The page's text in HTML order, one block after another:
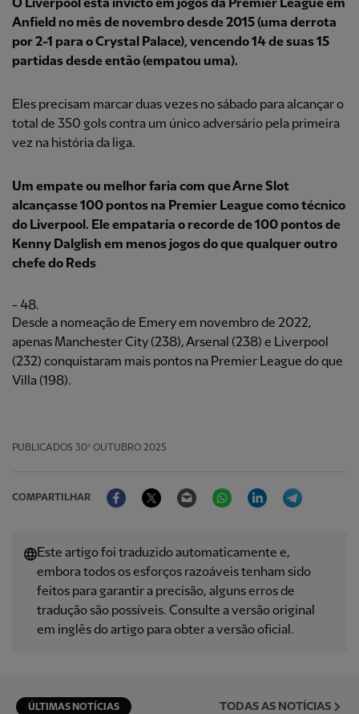
O Liverpool está invicto em jogos da Premier League em
Anfield no mês de novembro desde 2015 (uma derrota
por 2-1 para o Crystal Palace), vencendo 14 de suas 15
partidas desde então (empatou uma).
Eles precisam marcar duas vezes no sábado para alcançar o
total de 350 gols contra um único adversário pela primeira
vez na história da liga.
Um empate ou melhor faria com que Arne Slot
alcançasse 100 pontos na Premier League como técnico
do Liverpool. Ele empataria o recorde de 100 pontos de
Kenny Dalglish em menos jogos do que qualquer outro
chefe do Reds
- 48.
Desde a nomeação de Emery em novembro de 2022,
apenas Manchester City (238), Arsenal (238) e Liverpool
(232) conquistaram mais pontos na Premier League do que
Villa (198).
PUBLICADOS 30º OUTUBRO 2025
COMPARTILHAR
FacebookTwitter Email WhatsAppLinkedIn
Este artigo foi traduzido automaticamente e,
embora todos os esforços razoáveis ​​tenham sido
feitos para garantir a precisão, alguns erros de
tradução são possíveis. Consulte a versão original
em inglês do artigo para obter a versão oficial.
ÚLTIMAS NOTÍCIAS TODAS AS NOTÍCIAS